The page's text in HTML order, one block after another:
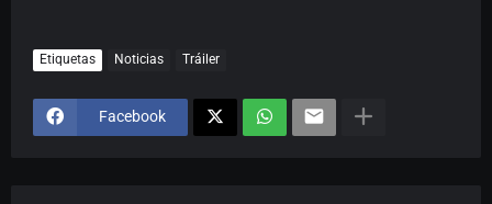
Etiquetas Noticias Tráiler
Facebook